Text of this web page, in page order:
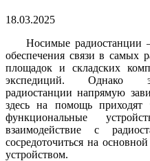
18.03.2025
Носимые радиостанции
обеспечения связи в самых
площадок и складских
экспедиций. Однако
радиостанции напрямую
здесь на помощь
функциональные
взаимодействие с
сосредоточиться на
устройством.